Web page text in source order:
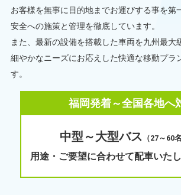
お客様を無事に目的地までお運びする事を第
安全への施策と管理を徹底しています。
また、最新の設備を搭載した車両を九州最大
細やかなニーズにお応えした快適な移動プラ
す。
福岡発着～全国各地へ
中型～大型バス （27～60
用途・ご要望に合わせて配車いたし